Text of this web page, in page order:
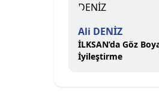
Ali DENİZ
İLKSAN’da Göz
İyileştirme